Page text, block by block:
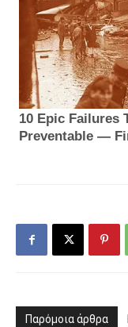
Παρόμοια άρθρα